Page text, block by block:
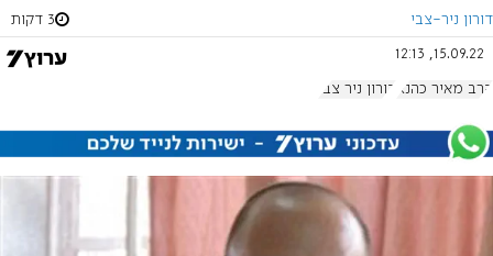
דורון ניר-צבי 3 דקות
15.09.22, 12:13
הרב מאיר כהנא דורון ניר צבי